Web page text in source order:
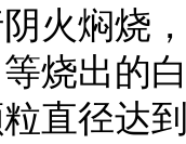
火焖烧
烧出的
直径达